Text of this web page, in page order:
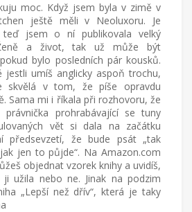
moc. Když jsem byla v zimě v
ještě měli v Neoluxoru. Je
teď jsem o ní publikovala velký
a život, tak už může být
bylo posledních pár kousků.
jestli umíš anglicky aspoň trochu,
skvělá v tom, že píše opravdu
Sama mi i říkala při rozhovoru, že
právnička prohrabávající se tuny
vět si dala na začátku
předsevzetí, že bude psát „tak
jen to půjde“. Na Amazon.com
objednat vzorek knihy a uvidíš,
užila nebo ne. Jinak na podzim
„Lepší než dřív“, která je taky